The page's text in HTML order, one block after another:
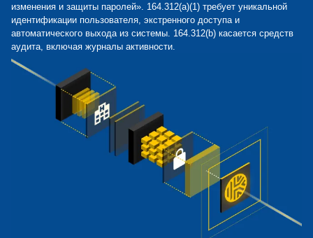
изменения и защиты паролей». 164.312(a)(1) требует уникальной
идентификации пользователя, экстренного доступа и
автоматического выхода из системы. 164.312(b) касается средств
аудита, включая журналы активности.